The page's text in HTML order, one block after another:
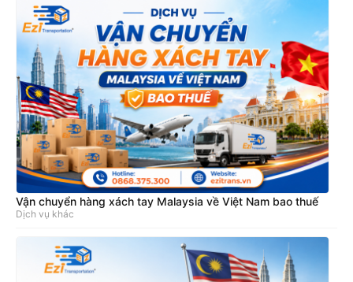
Vận chuyển hàng xách tay Malaysia về Việt Nam bao thuế
Dịch vụ khác